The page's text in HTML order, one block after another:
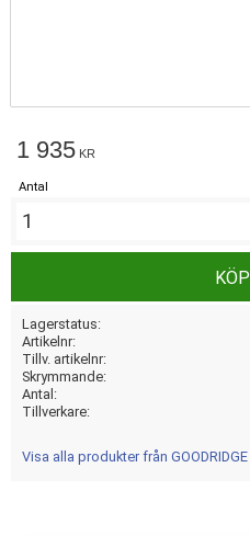
1 935 KR
Antal
KÖP
Lagerstatus
Artikelnr
Tillv. artikelnr
Skrymmande
Antal
Tillverkare
Visa alla produkter från GOODRIDGE